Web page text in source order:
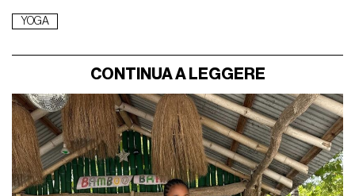
YOGA
CONTINUA A LEGGERE